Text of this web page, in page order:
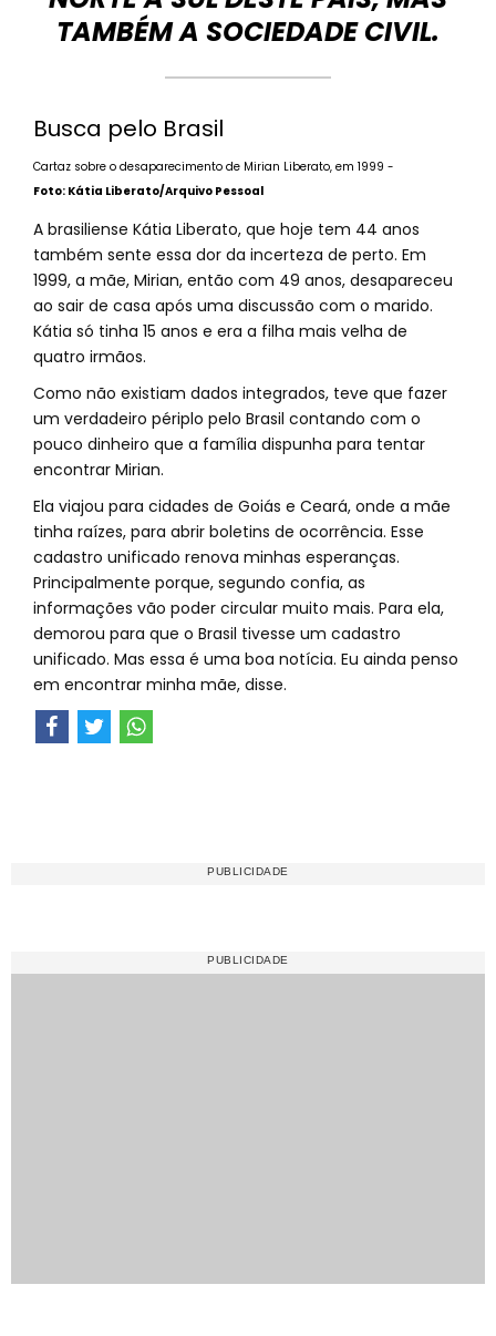
TAMBÉM A SOCIEDADE CIVIL.
Busca pelo Brasil
Cartaz sobre o desaparecimento de Mirian Liberato, em 1999 -
Foto: Kátia Liberato/Arquivo Pessoal
A brasiliense Kátia Liberato, que hoje tem 44 anos
também sente essa dor da incerteza de perto. Em
1999, a mãe, Mirian, então com 49 anos, desapareceu
ao sair de casa após uma discussão com o marido.
Kátia só tinha 15 anos e era a filha mais velha de
quatro irmãos.
Como não existiam dados integrados, teve que fazer
um verdadeiro périplo pelo Brasil contando com o
pouco dinheiro que a família dispunha para tentar
encontrar Mirian.
Ela viajou para cidades de Goiás e Ceará, onde a mãe
tinha raízes, para abrir boletins de ocorrência. Esse
cadastro unificado renova minhas esperanças.
Principalmente porque, segundo confia, as
informações vão poder circular muito mais. Para ela,
demorou para que o Brasil tivesse um cadastro
unificado. Mas essa é uma boa notícia. Eu ainda penso
em encontrar minha mãe, disse.